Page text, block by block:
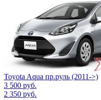
Toyota Aqua пр.руль (2011->)
3 500 руб.
2 350 руб.